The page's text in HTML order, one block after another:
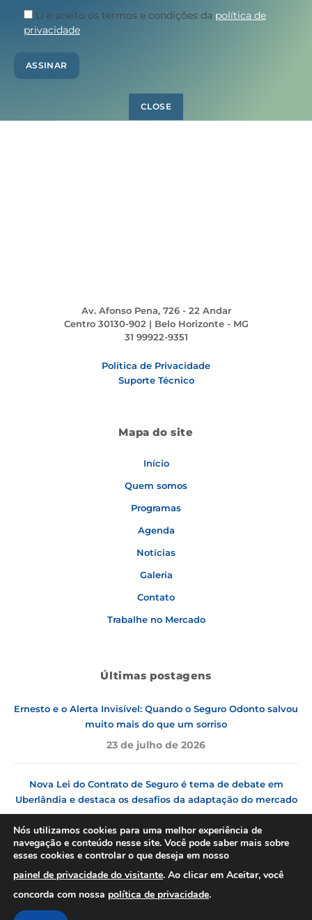
Li e aceito os termos e condições da política de
privacidade
CLOSE
Av. Afonso Pena, 726 - 22 Andar
Centro 30130-902 | Belo Horizonte - MG
31 99922-9351
Política de Privacidade
Suporte Técnico
Mapa do site
Início
Quem somos
Programas
Agenda
Notícias
Galeria
Contato
Trabalhe no Mercado
Últimas postagens
Ernesto e o Alerta Invisível: Quando o Seguro Odonto salvou
muito mais do que um sorriso
23 de julho de 2026
Nova Lei do Contrato de Seguro é tema de debate em
Uberlândia e destaca os desafios da adaptação do mercado
Nossas redes
Nós utilizamos cookies para uma melhor experiência de
navegação e conteúdo nesse site. Você pode saber mais sobre
esses cookies e controlar o que deseja em nosso
painel de privacidade do visitante. Ao clicar em Aceitar, você
concorda com nossa política de privacidade.